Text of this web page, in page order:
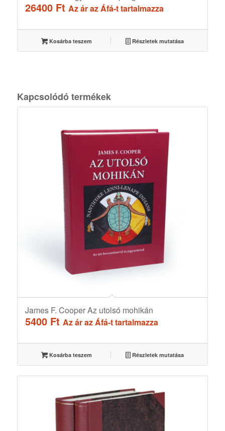
26400 Ft Az ár az Áfá-t tartalmazza
Kosárba teszem Részletek mutatása
Kapcsolódó termékek
James F. Cooper Az utolsó mohikán
5400 Ft Az ár az Áfá-t tartalmazza
Kosárba teszem Részletek mutatása